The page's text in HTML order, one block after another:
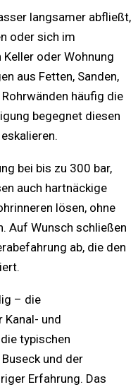
langsamer abfließt,
oder sich im
oder Wohnung
aus Fetten, Sanden,
häufig die
begegnet diesen
bei bis zu 300 bar,
auch hartnäckige
lösen, ohne
Auf Wunsch schließen
ab, die den
– die
Kanal- und
typischen
und der
Erfahrung. Das